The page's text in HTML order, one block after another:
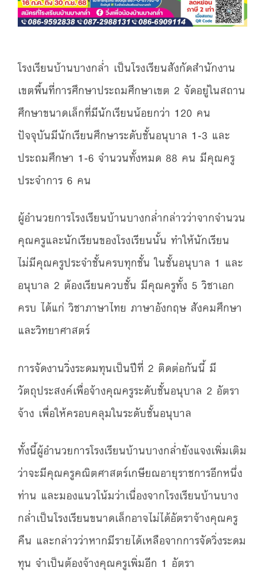
โรงเรียนบ้านบางกล่ำ เป็นโรงเรียนสังกัดสำนักงาน
เขตพื้นที่การศึกษาประถมศึกษาเขต 2 จัดอยู่ในสถาน
ศึกษาขนาดเล็กที่มีนักเรียนน้อยกว่า 120 คน
ปัจจุบันมีนักเรียนศึกษาระดับชั้นอนุบาล 1-3 และ
ประถมศึกษา 1-6 จำนวนทั้งหมด 88 คน มีคุณครู
ประจำการ 6 คน
ผู้อำนวยการโรงเรียนบ้านบางกล่ำกล่าวว่าจากจำนวน
คุณครูและนักเรียนของโรงเรียนนั้น ทำให้นักเรียน
ไม่มีคุณครูประจำชั้นครบทุกชั้น ในชั้นอนุบาล 1 และ
อนุบาล 2 ต้องเรียนควบชั้น มีคุณครูทั้ง 5 วิชาเอก
ครบ ได้แก่ วิชาภาษาไทย ภาษาอังกฤษ สังคมศึกษา
และวิทยาศาสตร์
การจัดงานวิ่งระดมทุนเป็นปีที่ 2 ติดต่อกันนี้ มี
วัตถุประสงค์เพื่อจ้างคุณครูระดับชั้นอนุบาล 2 อัตรา
จ้าง เพื่อให้ครอบคลุมในระดับชั้นอนุบาล
ทั้งนี้ผู้อำนวยการโรงเรียนบ้านบางกล่ำยังแจงเพิ่มเติม
ว่าจะมีคุณครูคณิตศาสตร์เกษียณอายุราชการอีกหนึ่ง
ท่าน และมองแนวโน้มว่าเนื่องจากโรงเรียนบ้านบาง
กล่ำเป็นโรงเรียนขนาดเล็กอาจไม่ได้อัตราจ้างคุณครู
คืน และกล่าวว่าหากมีรายได้เหลือจากการจัดวิ่งระดม
ทุน จำเป็นต้องจ้างคุณครูเพิ่มอีก 1 อัตรา